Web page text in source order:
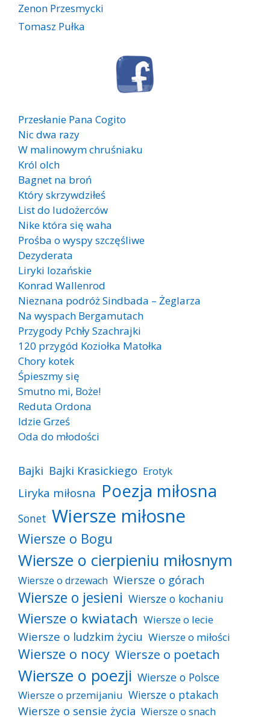
Zenon Przesmycki
Tomasz Pułka
Przesłanie Pana Cogito
Nic dwa razy
W malinowym chruśniaku
Król olch
Bagnet na broń
Który skrzywdziłeś
List do ludożerców
Nike która się waha
Prośba o wyspy szczęśliwe
Dezyderata
Liryki lozańskie
Konrad Wallenrod
Nieznana podróż Sindbada – Żeglarza
Na wyspach Bergamutach
Przygody Pchły Szachrajki
120 przygód Koziołka Matołka
Chory kotek
Śpieszmy się
Smutno mi, Boże!
Reduta Ordona
Idzie Grześ
Oda do młodości
Bajki Bajki Krasickiego Erotyk
Liryka miłosna Poezja miłosna
Sonet Wiersze miłosne
Wiersze o Bogu
Wiersze o cierpieniu miłosnym
Wiersze o drzewach Wiersze o górach
Wiersze o jesieni Wiersze o kochaniu
Wiersze o kwiatach Wiersze o lecie
Wiersze o ludzkim życiu Wiersze o miłości
Wiersze o nocy Wiersze o poetach
Wiersze o poezji Wiersze o Polsce
Wiersze o przemijaniu Wiersze o ptakach
Wiersze o sensie życia Wiersze o snach